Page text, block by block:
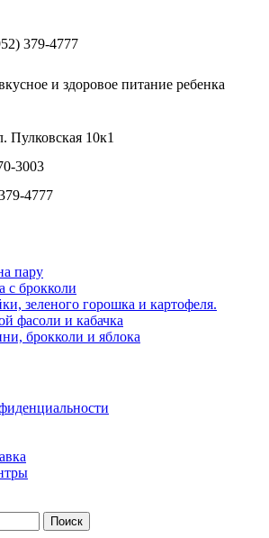
379-4777
и здоровое питание ребенка
Пулковская 10к1
3003
4777
пару
с брокколи
зеленого горошка и картофеля.
фасоли и кабачка
брокколи и яблока
Поиск